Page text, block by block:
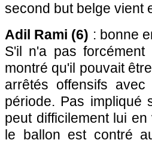
second but belge vient
Adil Rami (6) : bonne
S'il n'a pas
montré qu'il pouvait
arrêtés offensifs
période. Pas impliqué
peut difficilement lui
le ballon est contré